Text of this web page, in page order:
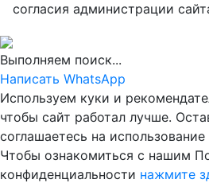
согласия администрации
Выполняем поиск...
Написать WhatsApp
Используем куки и
чтобы сайт работал лучше.
соглашаетесь на
Чтобы ознакомиться с нашим
конфиденциальности нажмите